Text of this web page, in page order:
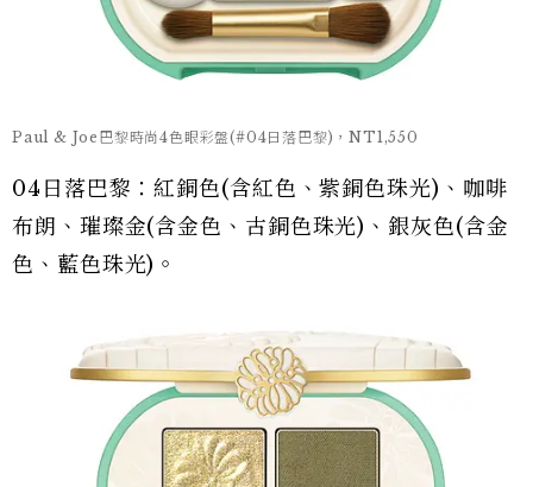
Paul & Joe巴黎時尚4色眼彩盤(#04日落巴黎)，NT1,550
04日落巴黎：紅銅色(含紅色、紫銅色珠光)、咖啡
布朗、璀璨金(含金色、古銅色珠光)、銀灰色(含金
色、藍色珠光)。